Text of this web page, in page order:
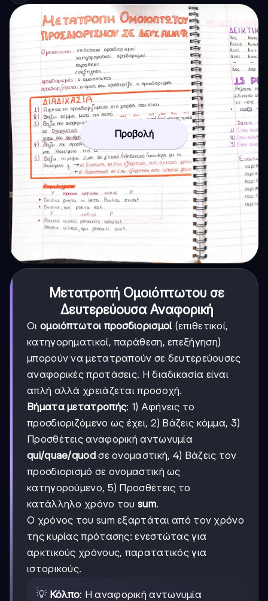
Προβολή
Μετατροπή Ομοιόπτωτου σε
Δευτερεύουσα Αναφορική
Οι ομοιόπτωτοι προσδιορισμοί (επιθετικοί,
κατηγορηματικοί, παράθεση, επεξήγηση)
μπορούν να μετατραπούν σε δευτερεύουσες
αναφορικές προτάσεις. Η διαδικασία είναι
απλή αλλά χρειάζεται προσοχή.
Βήματα μετατροπής: 1) Αφήνεις το
προσδιοριζόμενο ως έχει, 2) Βάζεις κόμμα, 3)
Προσθέτεις αναφορική αντωνυμία
qui/quae/quodσε ονομαστική, 4) Βάζεις τον
προσδιορισμό σε ονομαστική ως
κατηγορούμενο, 5) Προσθέτεις το
κατάλληλο χρόνο τουsum.
Ο χρόνος του sum εξαρτάται από τον χρόνο
της κυρίας πρότασης: ενεστώτας για
αρκτικούς χρόνους, παρατατικός για
ιστορικούς.
💡 Κόλπο: Η αναφορική αντωνυμία